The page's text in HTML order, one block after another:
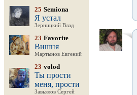
25 Semiona
Я устал
Зерницкий Влад
23 Favorite
Вишня
Мартынов Евгений
23 volod
Ты прости
меня, прости
Завьялов Сергей